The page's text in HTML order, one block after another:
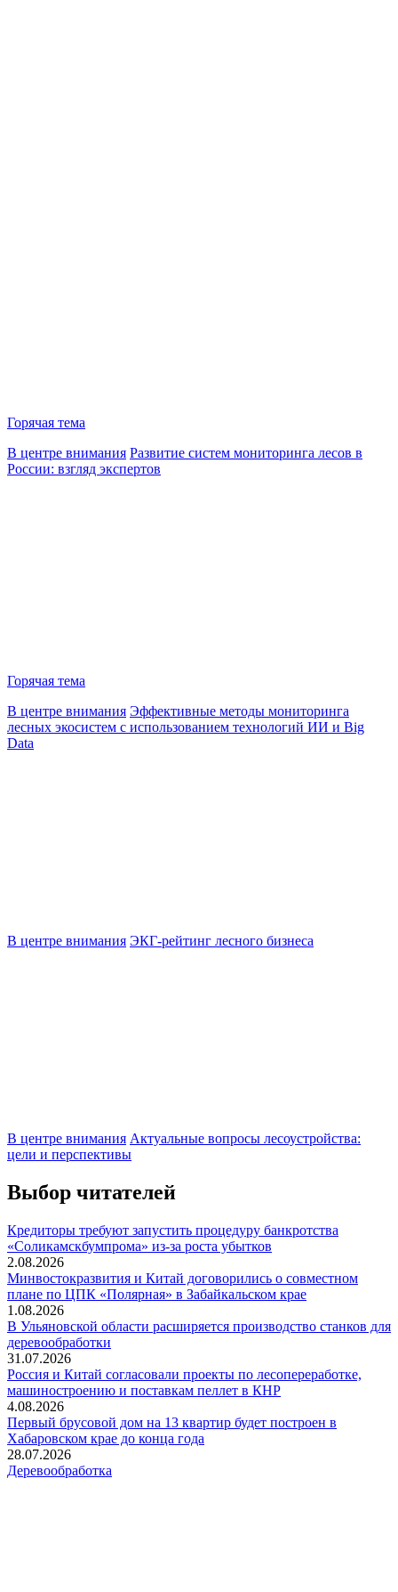
Горячая тема
В центре внимания Развитие систем мониторинга лесов в
России: взгляд экспертов
Горячая тема
В центре внимания Эффективные методы мониторинга
лесных экосистем с использованием технологий ИИ и Big
Data
В центре внимания ЭКГ-рейтинг лесного бизнеса
В центре внимания Актуальные вопросы лесоустройства:
цели и перспективы
Выбор читателей
Кредиторы требуют запустить процедуру банкротства
«Соликамскбумпрома» из-за роста убытков
2.08.2026
Минвостокразвития и Китай договорились о совместном
плане по ЦПК «Полярная» в Забайкальском крае
1.08.2026
В Ульяновской области расширяется производство станков для
деревообработки
31.07.2026
Россия и Китай согласовали проекты по лесопереработке,
машиностроению и поставкам пеллет в КНР
4.08.2026
Первый брусовой дом на 13 квартир будет построен в
Хабаровском крае до конца года
28.07.2026
Деревообработка